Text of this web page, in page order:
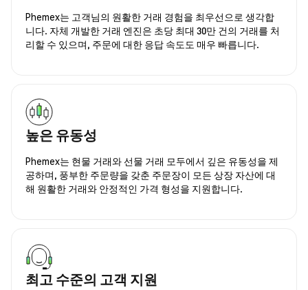
Phemex는 고객님의 원활한 거래 경험을 최우선으로 생각합
니다. 자체 개발한 거래 엔진은 초당 최대 30만 건의 거래를 처
리할 수 있으며, 주문에 대한 응답 속도도 매우 빠릅니다.
높은 유동성
Phemex는 현물 거래와 선물 거래 모두에서 깊은 유동성을 제
공하며, 풍부한 주문량을 갖춘 주문장이 모든 상장 자산에 대
해 원활한 거래와 안정적인 가격 형성을 지원합니다.
최고 수준의 고객 지원